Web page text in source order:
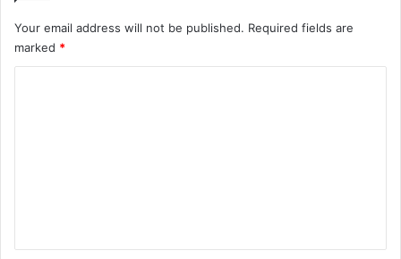
Your email address will not be published. Required fields are
marked *